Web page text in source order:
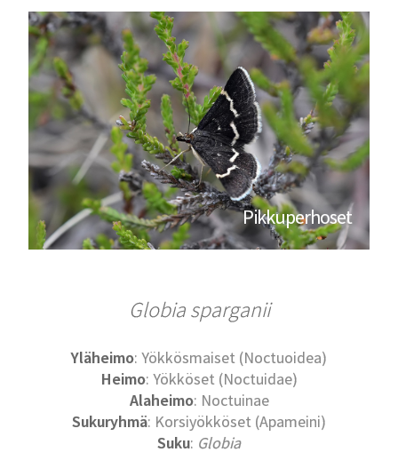
Pikkuperhoset
Globia sparganii
Yläheimo: Yökkösmaiset (Noctuoidea)
Heimo: Yökköset (Noctuidae)
Alaheimo: Noctuinae
Sukuryhmä: Korsiyökköset (Apameini)
Suku: Globia